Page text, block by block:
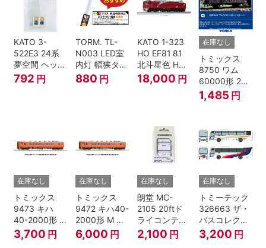
KATO 3-
522E3 24系
夢空間 ヘッド
マーク 4種各1
792 円
TORM. TL-
N003 LED室
内灯 幅狭タイ
プ・電球色 1
本 鉄道模型
880 円
KATO 1-323
HO EF81 81
北斗星色 HO
ゲージ
18,000 円
在庫なし
トミックス
8750 ワム
60000形 2両
セット Nゲー
ジ
1,485 円
在庫なし
トミックス
9473 キハ
40-2000形 T
Nゲージ
3,700 円
在庫なし
トミックス
9472 キハ40-
2000形 M N
ゲージ
6,000 円
在庫なし
朗堂 MC-
2105 20ftド
ライコンテナ
タイプ
TRANCY
2,100 円
在庫なし
トミーテック
326663 ザ・
バスコレクシ
ョン 西日本鉄
道・九州産交
3,200 円